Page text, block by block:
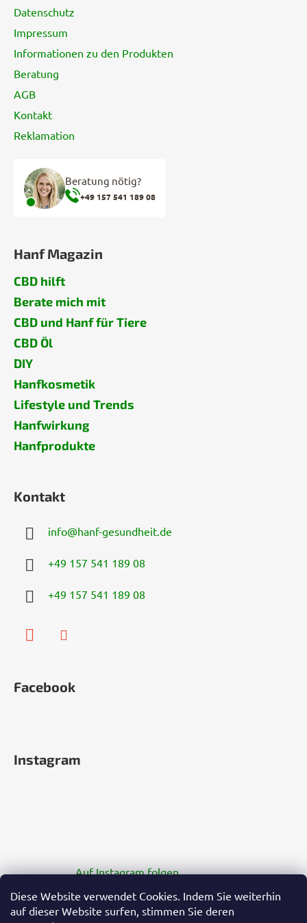
Diese Website verwendet Cookies. Indem Sie weiterhin
auf dieser Website surfen, stimmen Sie deren
Datenschutz
Impressum
Informationen zu den Produkten
Beratung
AGB
Kontakt
Reklamation
Beratung nötig?
+49 157 541 189 08
Hanf Magazin
CBD hilft
Berate mich mit
CBD und Hanf für Tiere
CBD Öl
DIY
Hanfkosmetik
Lifestyle und Trends
Hanfwirkung
Hanfprodukte
Kontakt
info@hanf-gesundheit.de
+49 157 541 189 08
+49 157 541 189 08
Facebook
Instagram
Auf Instagram folgen